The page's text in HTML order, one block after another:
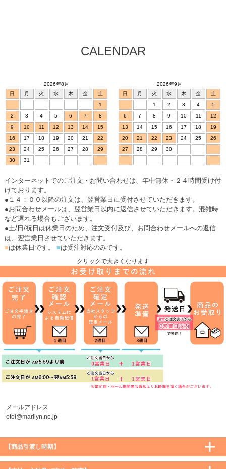
CALENDAR
2026年8月
日
月 火 水 木 金
土
1
2
3 4 5 6 7
8
9
10 11 12 13 14
15
16
17 18 19 20 21
22
23
24 25 26 27 28
29
30
31
2026年9月
日
月 火 水 木 金
土
1
2 3 4
5
6
7 8 9 10 11
12
13
14 15 16 17 18
19
20
21 22 23 24 25
26
27
28 29 30
インターネットでのご注文・お問い合わせは、年中無休・２４時間受け付
けております。
●１４：００以降の注文は、翌営業日に受付させていただきます。
●お問合わせメールは、翌営業日以内に返信させていただきます。混雑時
など遅れる場合もございます。
●土/日/祝日は休業日のため、注文受付及び、お問合わせメールへの返信
は、翌営業日させていただきます。
■は休業日です。 ■は受注対応のみです。
クリックで大きくなります
メールアドレス
otoi@marilyn.ne.jp
【商品引渡し時期】